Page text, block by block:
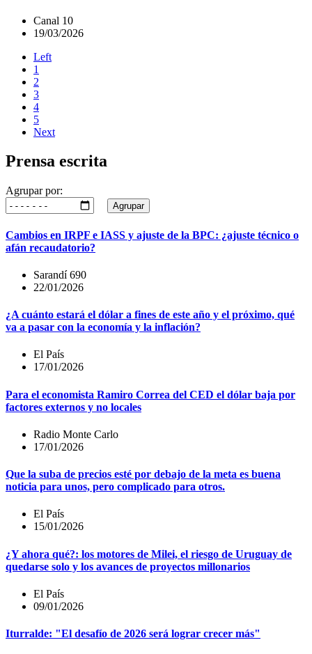
Canal 10
19/03/2026
Left
1
2
3
4
5
Next
Prensa escrita
Agrupar por:
Agrupar
Cambios en IRPF e IASS y ajuste de la BPC: ¿ajuste técnico o
afán recaudatorio?
Sarandí 690
22/01/2026
¿A cuánto estará el dólar a fines de este año y el próximo, qué
va a pasar con la economía y la inflación?
El País
17/01/2026
Para el economista Ramiro Correa del CED el dólar baja por
factores externos y no locales
Radio Monte Carlo
17/01/2026
Que la suba de precios esté por debajo de la meta es buena
noticia para unos, pero complicado para otros.
El País
15/01/2026
¿Y ahora qué?: los motores de Milei, el riesgo de Uruguay de
quedarse solo y los avances de proyectos millonarios
El País
09/01/2026
Iturralde: "El desafío de 2026 será lograr crecer más"